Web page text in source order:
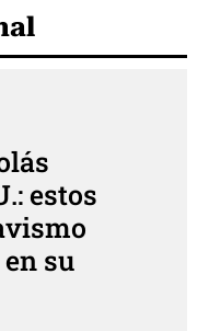
estos
su